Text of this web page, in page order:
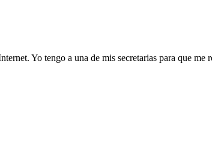
Yo tengo a una de mis secretarias para que